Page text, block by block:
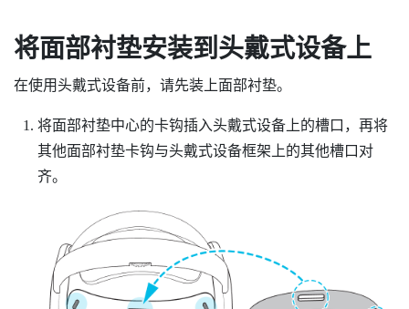
将面部衬垫安装到头戴式设备上
在使用头戴式设备前，请先装上面部衬垫。
将面部衬垫中心的卡钩插入头戴式设备上的槽口，再将
其他面部衬垫卡钩与头戴式设备框架上的其他槽口对
齐。